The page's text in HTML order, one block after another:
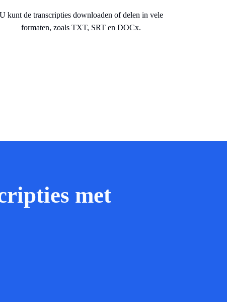
U kunt de transcripties downloaden of delen in vele
formaten, zoals TXT, SRT en DOCx.
met